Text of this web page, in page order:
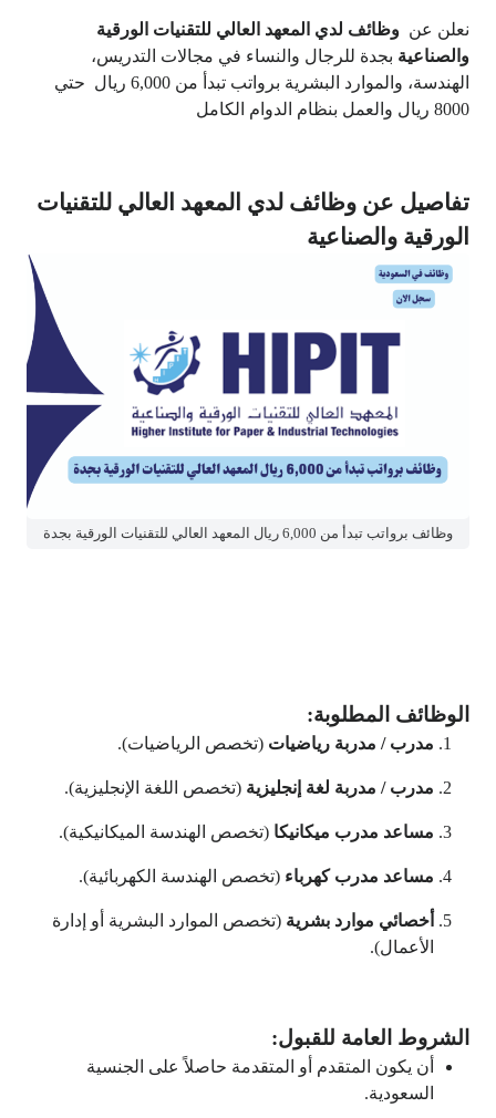
نعلن عن وظائف لدي المعهد العالي للتقنيات الورقية
والصناعية بجدة للرجال والنساء في مجالات التدريس،
الهندسة، والموارد البشرية برواتب تبدأ من 6,000 ريال حتي
8000 ريال والعمل بنظام الدوام الكامل
تفاصيل عن وظائف لدي المعهد العالي للتقنيات
الورقية والصناعية
وظائف برواتب تبدأ من 6,000 ريال المعهد العالي للتقنيات الورقية بجدة
الوظائف المطلوبة:
مدرب / مدربة رياضيات (تخصص الرياضيات).
مدرب / مدربة لغة إنجليزية (تخصص اللغة الإنجليزية).
مساعد مدرب ميكانيكا (تخصص الهندسة الميكانيكية).
مساعد مدرب كهرباء (تخصص الهندسة الكهربائية).
أخصائي موارد بشرية (تخصص الموارد البشرية أو إدارة
الأعمال).
الشروط العامة للقبول:
أن يكون المتقدم أو المتقدمة حاصلاً على الجنسية
السعودية.